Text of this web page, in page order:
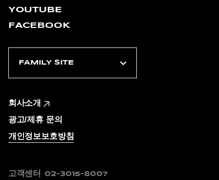
YOUTUBE
FACEBOOK
회사소개
광고/제휴 문의
개인정보보호방침
고객센터 02-3015-8007